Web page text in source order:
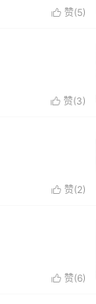
 赞(5)
 赞(3)
 赞(2)
 赞(6)